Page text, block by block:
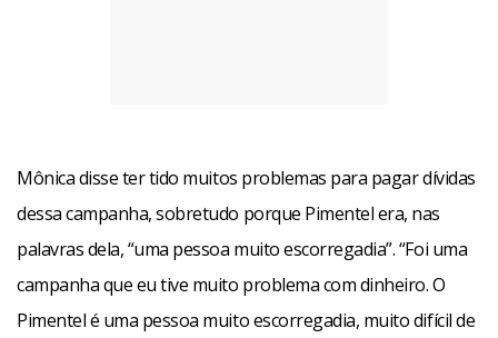
Mônica disse ter tido muitos problemas para pagar dívidas
dessa campanha, sobretudo porque Pimentel era, nas
palavras dela, “uma pessoa muito escorregadia”. “Foi uma
campanha que eu tive muito problema com dinheiro. O
Pimentel é uma pessoa muito escorregadia, muito difícil de